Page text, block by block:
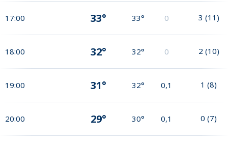
17:00 33° 33° 0 3 (11)
18:00 32° 32° 0 2 (10)
19:00 31° 32° 0,1 1 (8)
20:00 29° 30° 0,1 0 (7)